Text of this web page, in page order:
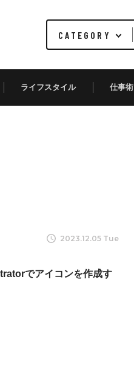
ライフスタイル 仕事術
2023.12.05 Tue
でアイコンを作成す